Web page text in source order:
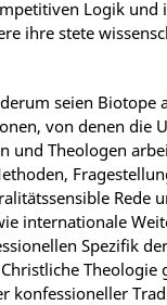
Logik und
ihre stete
seien Biotope
von denen die
und Theologen
Rede
internationale
Spezifik
Theologie
konfessioneller